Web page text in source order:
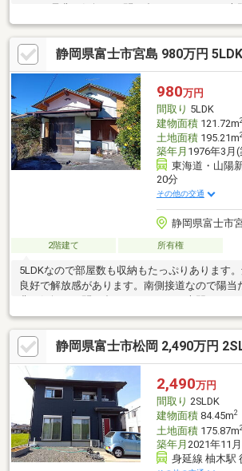
丁寧に対応いたします。
静岡県富士市宮島 980万円 5LDK
980万円
間取り 5LDK
建物面積121.72m2
土地面積195.21m
築年月 1976年3月
東海道・山陽
20分
その他の交通
静岡県富士市
2階建て 所有権
5LDKなので部屋数も収納もたっぷりあります
良好で解放感があります。南側接道なので陽当
応いたします。
静岡県富士市松岡 2,490万円
2,490万円
間取り 2SLDK
建物面積84.45m2
土地面積175.87m2
築年月 2021年11
身延線 柚木駅